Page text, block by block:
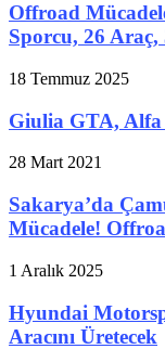
Offroad
Sporcu, 26 Araç,
18 Temmuz 2025
Giulia GTA, Alfa
28 Mart 2021
Sakarya’da
Mücadele!
1 Aralık 2025
Hyundai
Aracını Üretecek